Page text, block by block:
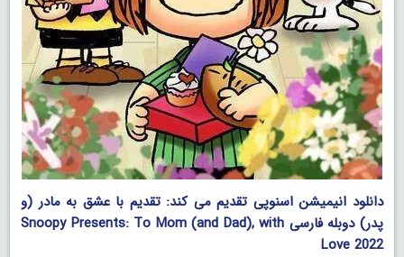
دانلود انیمیشن اسنوپی تقدیم می کند: تقدیم با عشق به مادر (و
پدر) دوبله فارسی Snoopy Presents: To Mom (and Dad), with
Love 2022